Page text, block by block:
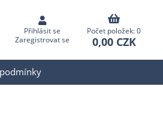
Přihlásit se
Zaregistrovat se
Počet položek: 0
0,00 CZK